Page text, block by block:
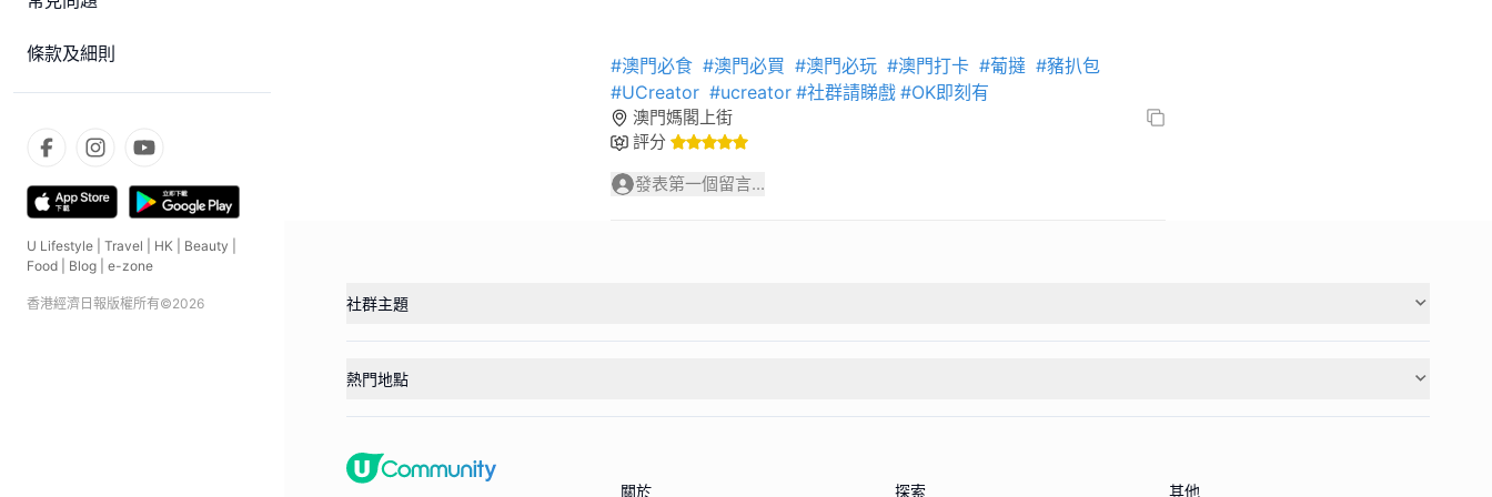
條款及細則
U Lifestyle Travel HK Beauty
Food
Blog e-zone
香港經濟日報版權所有©2026
#澳門必食 #澳門必買 #澳門必玩 #澳門打卡 #葡撻 #豬扒包
#UCreator #ucreator #社群請睇戲 #OK即刻有
澳門媽閣上街
評分
發表第一個留言...
社群主題
熱門地點
關於 探索 其他